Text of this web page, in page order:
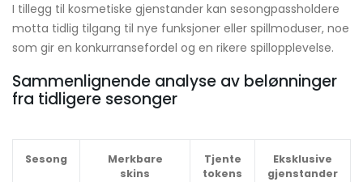
I tillegg til kosmetiske gjenstander kan sesongpassholdere
motta tidlig tilgang til nye funksjoner eller spillmoduser, noe
som gir en konkurransefordel og en rikere spillopplevelse.
Sammenlignende analyse av belønninger
fra tidligere sesonger
Sesong
Merkbare
skins
Tjente
tokens
Eksklusive
gjenstander